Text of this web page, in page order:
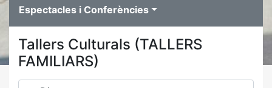
Espectacles i Conferències
Tallers Culturals (TALLERS
FAMILIARS)
Dies